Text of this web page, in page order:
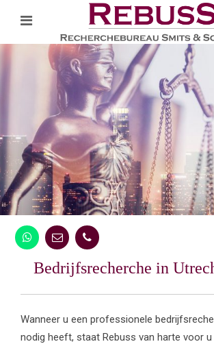
Bedrijfsrecherche in
Wanneer u een professionele
nodig heeft, staat Rebuss van harte voor u